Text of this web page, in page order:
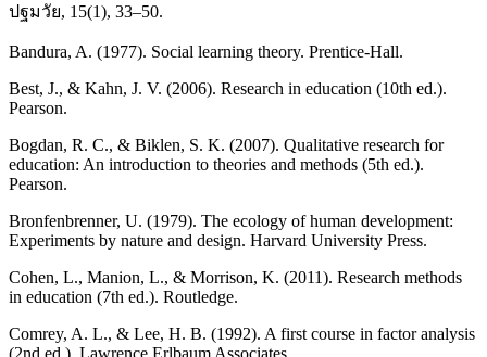
ปฐมวัย, 15(1), 33–50.
Bandura, A. (1977). Social learning theory. Prentice-Hall.
Best, J., & Kahn, J. V. (2006). Research in education (10th ed.).
Pearson.
Bogdan, R. C., & Biklen, S. K. (2007). Qualitative research for
education: An introduction to theories and methods (5th ed.).
Pearson.
Bronfenbrenner, U. (1979). The ecology of human development:
Experiments by nature and design. Harvard University Press.
Cohen, L., Manion, L., & Morrison, K. (2011). Research methods
in education (7th ed.). Routledge.
Comrey, A. L., & Lee, H. B. (1992). A first course in factor analysis
(2nd ed.). Lawrence Erlbaum Associates.